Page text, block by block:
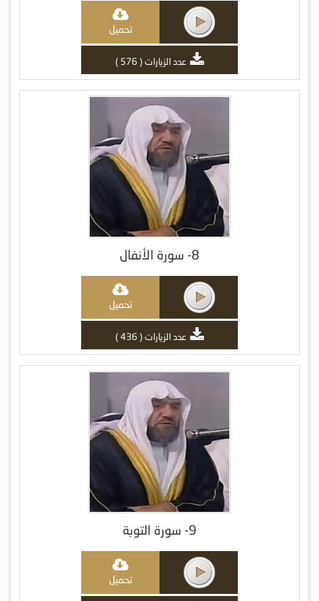
تحميل
عدد الزيارات ( 576 )
8- سورة الأنفال
تحميل
عدد الزيارات ( 436 )
9- سورة التوبة
تحميل